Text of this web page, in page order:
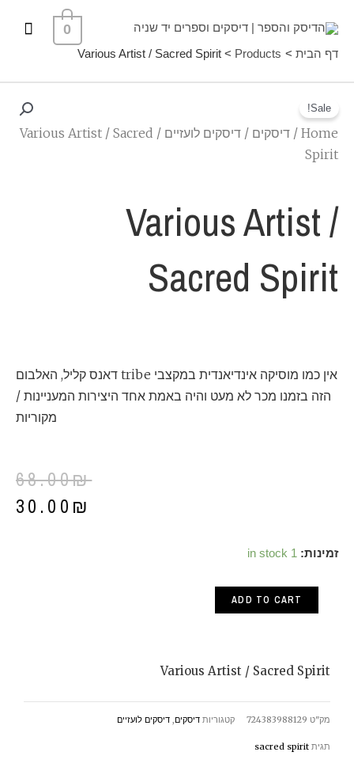
0
דף הבית Products
Various Artist / Sacred Spirit
Sale!
Home
/ דיסקים / דיסקים לועזיים
/ Various Artist / Sacred
Spirit
Various Artist /
Sacred Spirit
אין כמו מוסיקה אינדיאנדית במקצבי tribe דאנס קליל, האלבום
הזה בזמנו מכר לא מעט והיה באמת אחד היצירות המעניינות /
מקוריות
68.00₪
30.00 ₪
זמינות: 1 in stock Various
ADD TO CART
Various Artist / Sacred Spirit
מק"ט 724383988129 קטגוריות דיסקים, דיסקים לועזיים
תגית sacred spirit